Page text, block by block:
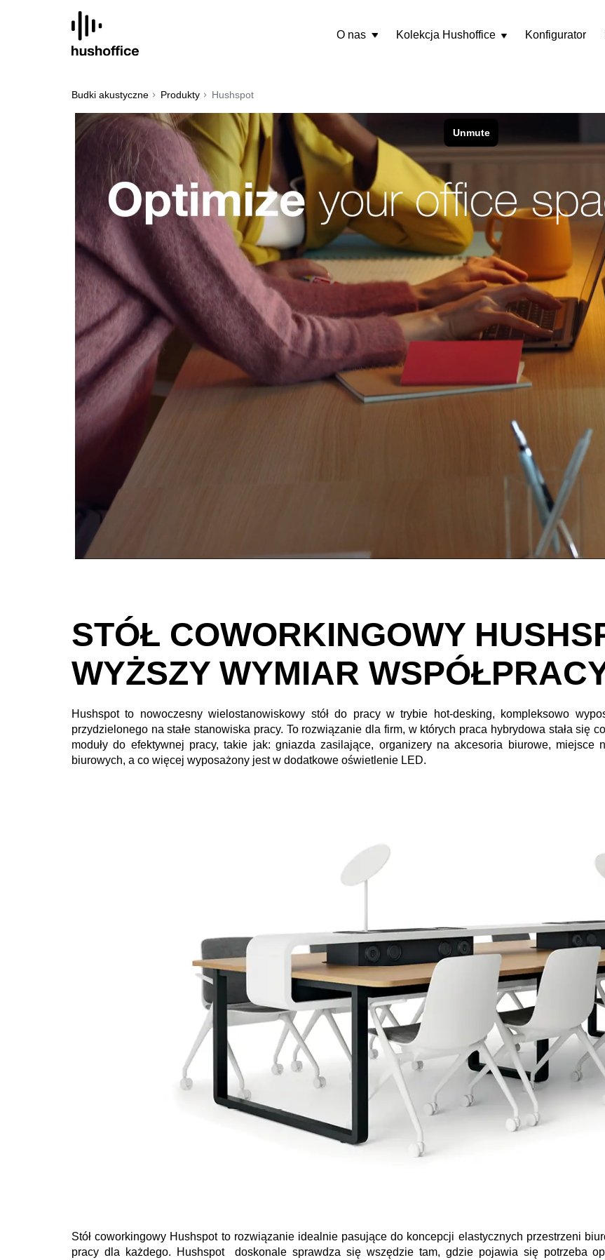
O nas Kolekcja HushofficeRozwiń
Konfigurator
Budki akustyczne Produkty Hushspot
STÓŁ COWORKINGOWY
WYŻSZY WYMIAR
Hushspot to nowoczesny wielostanowiskowy stół do pracy w trybie hot-desking, kompleksowo
przydzielonego na stałe stanowiska pracy. To rozwiązanie dla firm, w których praca hybrydowa stała się
moduły do efektywnej pracy, takie jak: gniazda zasilające, organizery na akcesoria biurowe, miejsce
biurowych, a co więcej wyposażony jest w dodatkowe oświetlenie LED.
Stół coworkingowy Hushspot to rozwiązanie idealnie pasujące do koncepcji elastycznych przestrzeni
pracy dla każdego. Hushspot doskonale sprawdza się wszędzie tam, gdzie pojawia się potrzeba